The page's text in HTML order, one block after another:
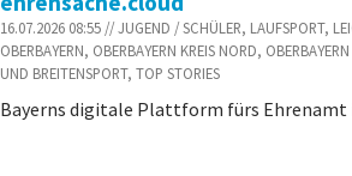
16.07.2026 08:55 // JUGEND / SCHÜLER, LAUFSPORT,
OBERBAYERN, OBERBAYERN KREIS NORD,
UND BREITENSPORT, TOP STORIES
Bayerns digitale Plattform fürs Ehrenamt